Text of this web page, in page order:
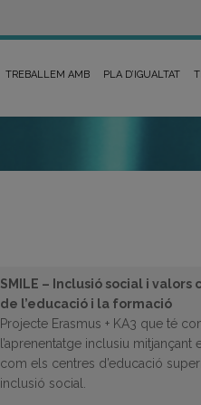
TREBALLEM AMB PLA D’IGUALTAT
SMILE – Inclusió social i
de l’educació i la formació
Projecte Erasmus + KA3 que té
l’aprenentatge inclusiu
com els centres d’educació
inclusió social.